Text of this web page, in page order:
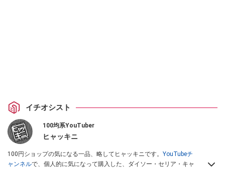
イチオシスト
100均系YouTuber
ヒャッキニ
100円ショップの気になる一品、略してヒャッキニです。 YouTubeチ
ャンネルで、個人的に気になって購入した、ダイソー・セリア・キャ